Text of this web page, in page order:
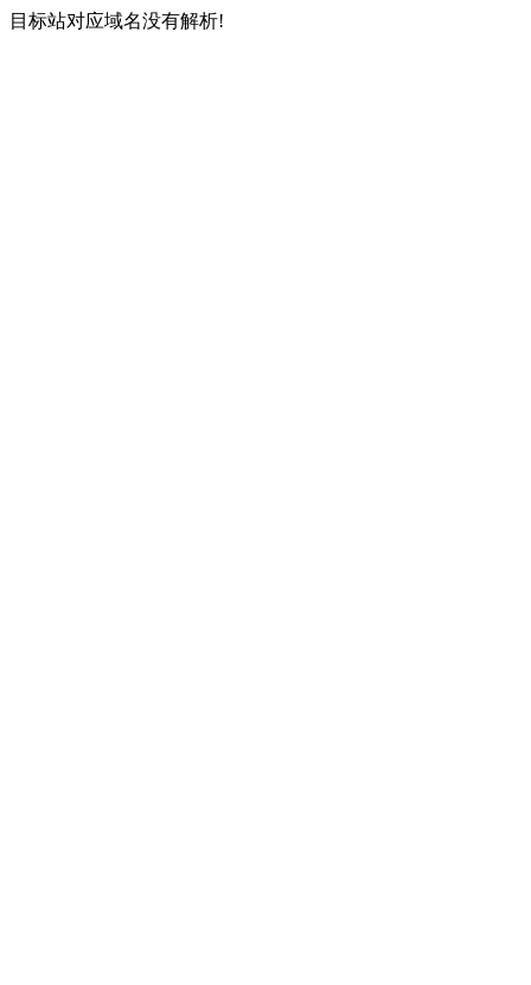
目标站对应域名没有解析!